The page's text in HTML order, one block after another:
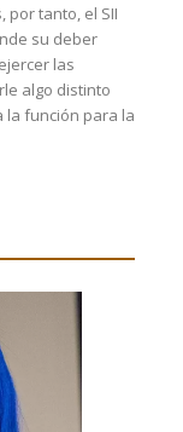
por tanto, el SII
su deber
las
algo distinto
la función para la